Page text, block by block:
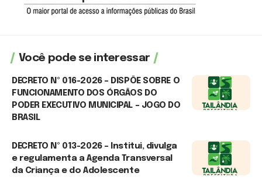
Você pode se interessar
DECRETO Nº 016-2026 – DISPÕE SOBRE O
FUNCIONAMENTO DOS ÓRGÃOS DO
PODER EXECUTIVO MUNICIPAL – JOGO DO
BRASIL
DECRETO Nº 013-2026 – Institui, divulga
e regulamenta a Agenda Transversal
da Criança e do Adolescente